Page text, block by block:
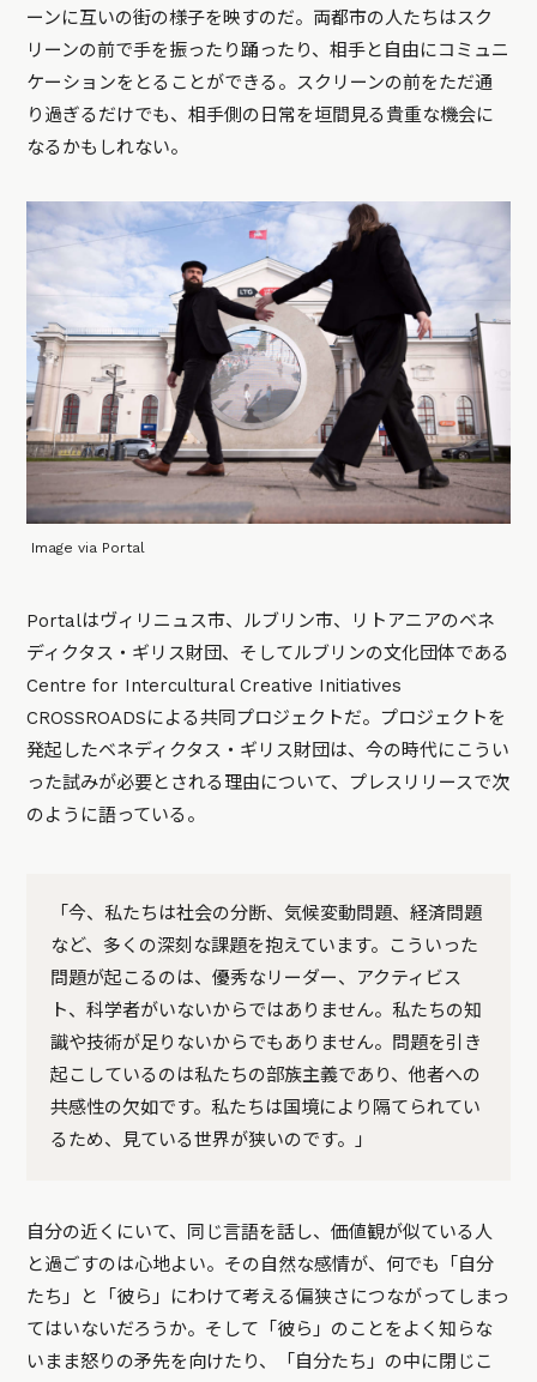
ーンに互いの街の様子を映すのだ。両都市の人たちはスク
リーンの前で手を振ったり踊ったり、相手と自由にコミュニ
ケーションをとることができる。スクリーンの前をただ通
り過ぎるだけでも、相手側の日常を垣間見る貴重な機会に
なるかもしれない。
Image via Portal
Portalはヴィリニュス市、ルブリン市、リトアニアのベネ
ディクタス・ギリス財団、そしてルブリンの文化団体である
Centre for Intercultural Creative Initiatives
CROSSROADSによる共同プロジェクトだ。プロジェクトを
発起したベネディクタス・ギリス財団は、今の時代にこうい
った試みが必要とされる理由について、プレスリリースで次
のように語っている。
「今、私たちは社会の分断、気候変動問題、経済問題
など、多くの深刻な課題を抱えています。こういった
問題が起こるのは、優秀なリーダー、アクティビス
ト、科学者がいないからではありません。私たちの知
識や技術が足りないからでもありません。問題を引き
起こしているのは私たちの部族主義であり、他者への
共感性の欠如です。私たちは国境により隔てられてい
るため、見ている世界が狭いのです。」
自分の近くにいて、同じ言語を話し、価値観が似ている人
と過ごすのは心地よい。その自然な感情が、何でも「自分
たち」と「彼ら」にわけて考える偏狭さにつながってしまっ
てはいないだろうか。そして「彼ら」のことをよく知らな
いまま怒りの矛先を向けたり、「自分たち」の中に閉じこ